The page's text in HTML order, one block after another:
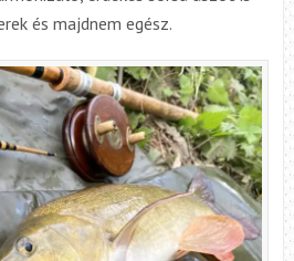
és majdnem egész.